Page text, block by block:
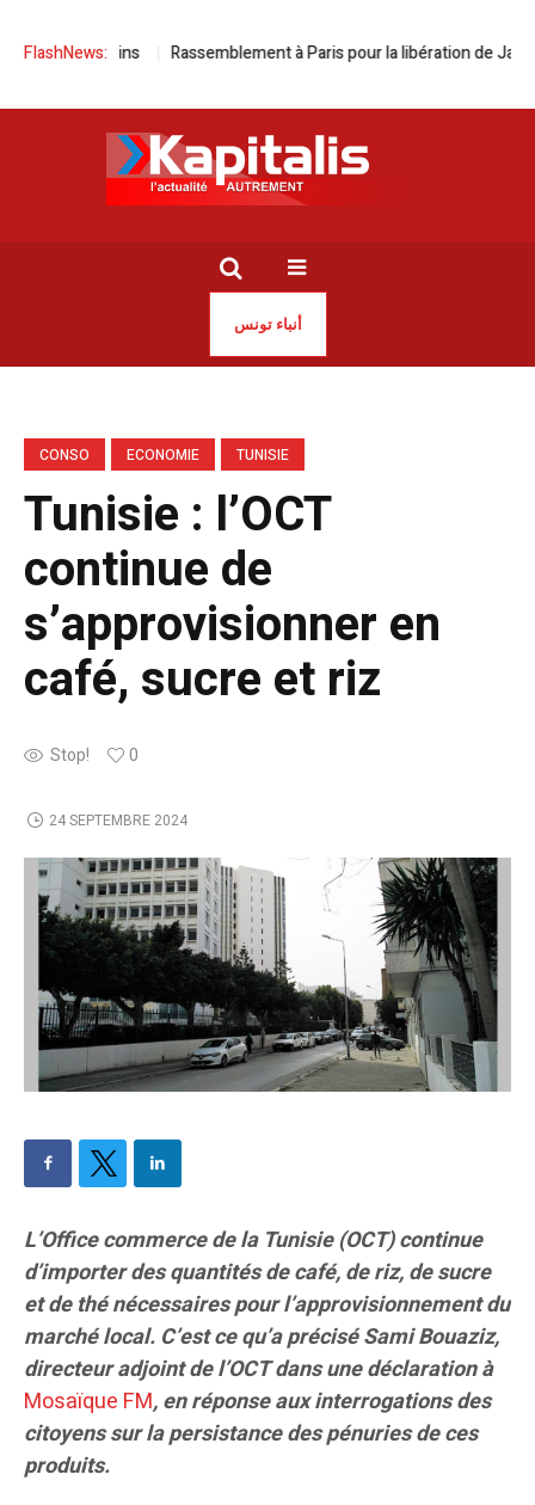
FlashNews:
moins Rassemblement à Paris pour la libération de Jaouhar
أنباء تونس
CONSO ECONOMIE TUNISIE
Tunisie : l’OCT
continue de
s’approvisionner en
café, sucre et riz
Stop! 0
24 SEPTEMBRE 2024
L’Office commerce de la Tunisie (OCT) continue
d’importer des quantités de café, de riz, de sucre
et de thé nécessaires pour l’approvisionnement du
marché local. C’est ce qu’a précisé Sami Bouaziz,
directeur adjoint de l’OCT dans une déclaration à
Mosaïque FM, en réponse aux interrogations des
citoyens sur la persistance des pénuries de ces
produits.